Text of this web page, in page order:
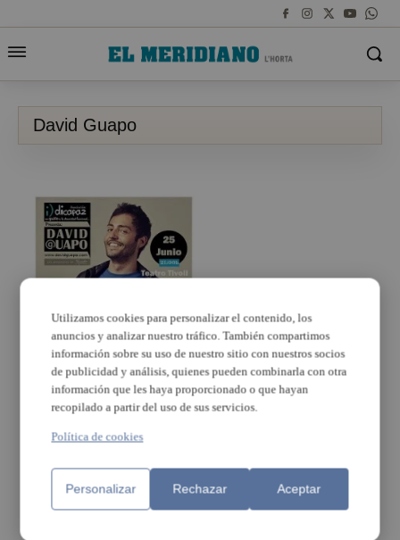
David Guapo
La Asociación DICAPAZ
solidario en la India con
Guapo
Utilizamos cookies para personalizar el contenido, los
anuncios y analizar nuestro tráfico. También compartimos
información sobre su uso de nuestro sitio con nuestros socios
de publicidad y análisis, quienes pueden combinarla con otra
información que les haya proporcionado o que hayan
recopilado a partir del uso de sus servicios.
Política de cookies
Personalizar Rechazar Aceptar